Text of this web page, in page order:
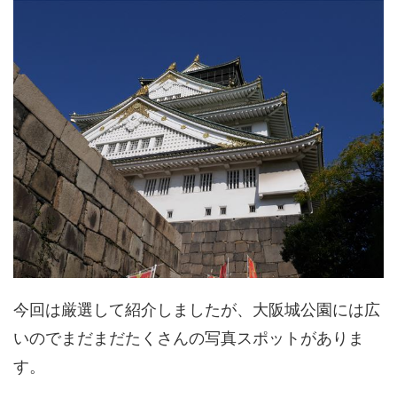
今回は厳選して紹介しましたが、大阪城公園には広
いのでまだまだたくさんの写真スポットがありま
す。